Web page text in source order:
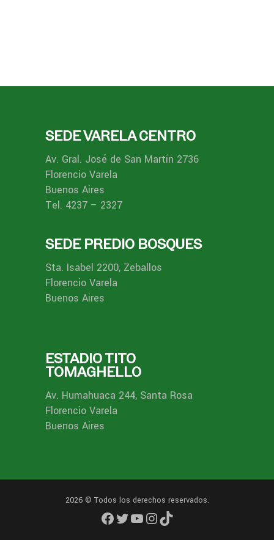
SEDE VARELA CENTRO
Av. Gral. José de San Martín 2736
Florencio Varela
Buenos Aires
Tel. 4237 – 2327
SEDE PREDIO BOSQUES
Sta. Isabel 2200, Zeballos
Florencio Varela
Buenos Aires
ESTADIO TITO
TOMAGHELLO
Av. Humahuaca 244, Santa Rosa
Florencio Varela
Buenos Aires
2026 © Todos los derechos reservados.